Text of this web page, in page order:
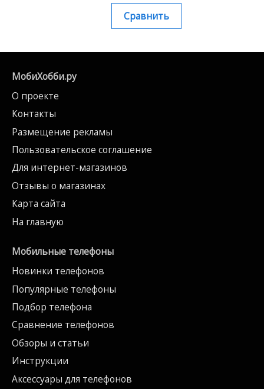
Сравнить
МобиХобби.ру
О проекте
Контакты
Размещение рекламы
Пользовательское соглашение
Для интернет-магазинов
Отзывы о магазинах
Карта сайта
На главную
Мобильные телефоны
Новинки телефонов
Популярные телефоны
Подбор телефона
Сравнение телефонов
Обзоры и статьи
Инструкции
Аксессуары для телефонов